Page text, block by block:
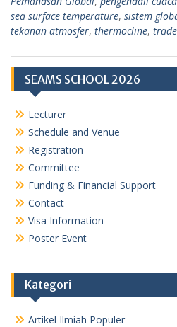
sea surface temperature, sistem
tekanan atmosfer, thermocline,
SEAMS SCHOOL 2026
Lecturer
Schedule and Venue
Registration
Committee
Funding & Financial Support
Contact
Visa Information
Poster Event
Kategori
Artikel Ilmiah Populer